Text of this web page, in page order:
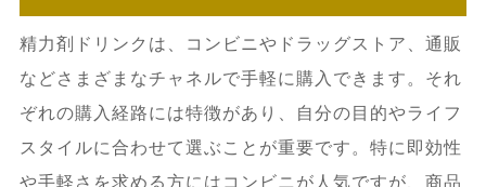
精力剤ドリンクは、コンビニやドラッグストア、通販
などさまざまなチャネルで手軽に購入できます。それ
ぞれの購入経路には特徴があり、自分の目的やライフ
スタイルに合わせて選ぶことが重要です。特に即効性
や手軽さを求める方にはコンビニが人気ですが、商品